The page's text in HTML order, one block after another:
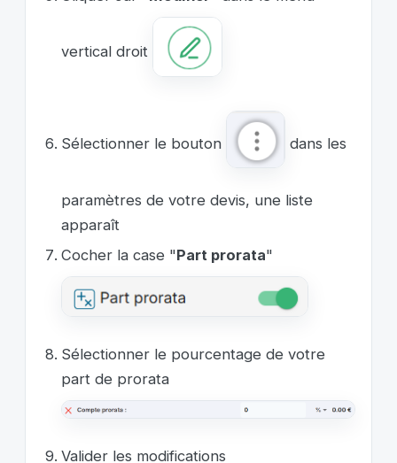
vertical droit
Sélectionner le bouton dans les
paramètres de votre devis, une liste
apparaît
Cocher la case "Part prorata"
Sélectionner le pourcentage de votre
part de prorata
Valider les modifications